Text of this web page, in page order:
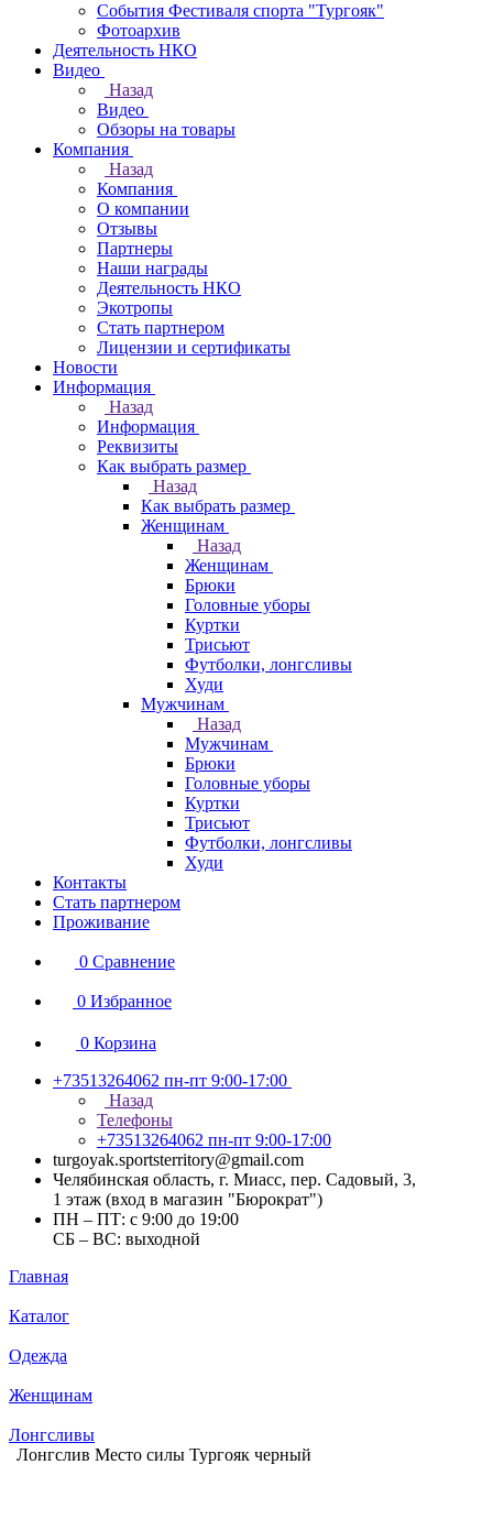
События Фестиваля спорта "Тургояк"
Фотоархив
Деятельность НКО
Видео
Назад
Видео
Обзоры на товары
Компания
Назад
Компания
О компании
Отзывы
Партнеры
Наши награды
Деятельность НКО
Экотропы
Стать партнером
Лицензии и сертификаты
Новости
Информация
Назад
Информация
Реквизиты
Как выбрать размер
Назад
Как выбрать размер
Женщинам
Назад
Женщинам
Брюки
Головные уборы
Куртки
Трисьют
Футболки, лонгсливы
Худи
Мужчинам
Назад
Мужчинам
Брюки
Головные уборы
Куртки
Трисьют
Футболки, лонгсливы
Худи
Контакты
Стать партнером
Проживание
0 Сравнение
0 Избранное
0 Корзина
+73513264062 пн-пт 9:00-17:00
Назад
Телефоны
+73513264062 пн-пт 9:00-17:00
turgoyak.sportsterritory@gmail.com
Челябинская область, г. Миасс, пер. Садовый, 3,
1 этаж (вход в магазин "Бюрократ")
ПН – ПТ: с 9:00 до 19:00
СБ – ВС: выходной
Главная
Каталог
Одежда
Женщинам
Лонгсливы
Лонгслив Место силы Тургояк черный